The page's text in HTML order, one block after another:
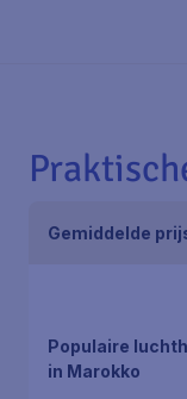
Gemiddelde
Populaire
in Marokko